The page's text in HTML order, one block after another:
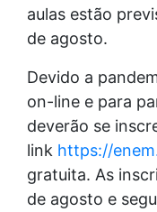
aulas estão
de agosto.
Devido a
on-line e para
deverão se
link https://
gratuita. As
de agosto e